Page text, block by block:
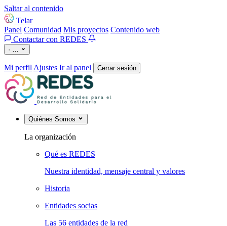
Saltar al contenido
Telar
Panel Comunidad Mis proyectos Contenido web
Contactar con REDES
· …
Mi perfil Ajustes Ir al panel Cerrar sesión
Quiénes Somos
La organización
Qué es REDES
Nuestra identidad, mensaje central y valores
Historia
Entidades socias
Las 56 entidades de la red